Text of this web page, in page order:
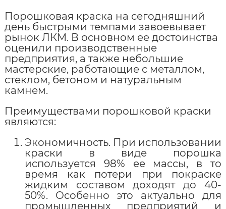
Порошковая краска на сегодняшний
день быстрыми темпами завоевывает
рынок ЛКМ. В основном ее достоинства
оценили производственные
предприятия, а также небольшие
мастерские, работающие с металлом,
стеклом, бетоном и натуральным
камнем.
Преимуществами порошковой краски
являются:
Экономичность. При использовании
краски в виде порошка
используется 98% ее массы, в то
время как потери при покраске
жидким составом доходят до 40-
50%. Особенно это актуально для
промышленных предприятий и